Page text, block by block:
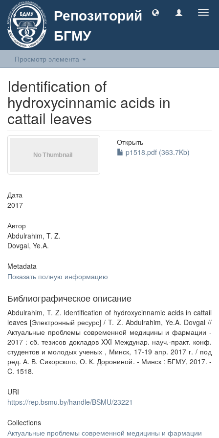
Репозиторий
БГМУ
Просмотр элемента
Identification of
hydroxycinnamic acids in
cattail leaves
Открыть
p1518.pdf (363.7Kb)
Дата
2017
Автор
Abdulrahim, T. Z.
Dovgal, Ye.A.
Metadata
Показать полную информацию
Библиографическое описание
Abdulrahim, T. Z. Identification of hydroxycinnamic acids in cattail
leaves [Электронный ресурс] / T. Z. Abdulrahim, Ye.A. Dovgal //
Актуальные проблемы современной медицины и фармации -
2017 : сб. тезисов докладов XXI Междунар. науч.-практ. конф.
студентов и молодых ученых , Минск, 17-19 апр. 2017 г. / под
ред. А. В. Сикорского, О. К. Дорониной. - Минск : БГМУ, 2017. -
C. 1518.
URI
https://rep.bsmu.by/handle/BSMU/23221
Collections
Актуальные проблемы современной медицины и фармации